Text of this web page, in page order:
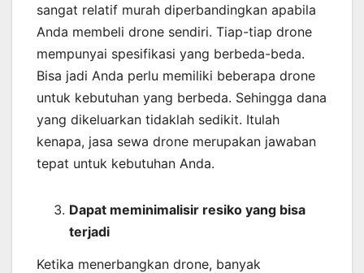
sangat relatif murah diperbandingkan apabila
Anda membeli drone sendiri. Tiap-tiap drone
mempunyai spesifikasi yang berbeda-beda.
Bisa jadi Anda perlu memiliki beberapa drone
untuk kebutuhan yang berbeda. Sehingga dana
yang dikeluarkan tidaklah sedikit. Itulah
kenapa, jasa sewa drone merupakan jawaban
tepat untuk kebutuhan Anda.
Dapat meminimalisir resiko yang bisa
terjadi
Ketika menerbangkan drone, banyak